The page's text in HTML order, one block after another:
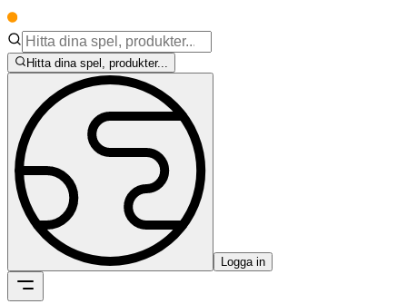
Hitta dina spel, produkter...
Logga in